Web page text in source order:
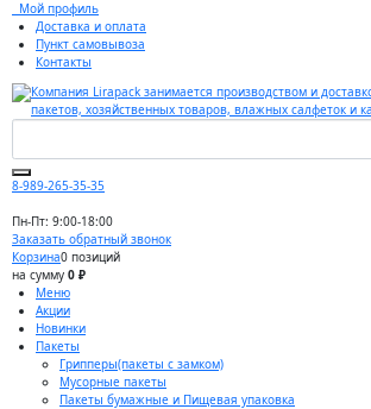
Мой профиль
Доставка и оплата
Пункт самовывоза
Контакты
8-989-265-35-35
Пн-Пт: 9:00-18:00
Заказать обратный звонок
Корзина0 позиций
на сумму 0 ₽
Меню
Акции
Новинки
Пакеты
Грипперы(пакеты с замком)
Мусорные пакеты
Пакеты бумажные и Пищевая упаковка